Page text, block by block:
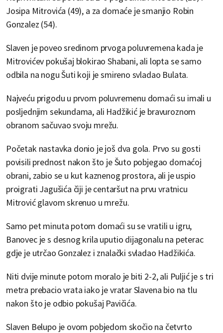
Josipa Mitrovića (49), a za domaće je smanjio Robin
Gonzalez (54).
Slaven je poveo sredinom prvoga poluvremena kada je
Mitrovićev pokušaj blokirao Shabani, ali lopta se samo
odbila na nogu Šuti koji je smireno svladao Bulata.
Najveću prigodu u prvom poluvremenu domaći su imali u
posljednjim sekundama, ali Hadžikić je bravuroznom
obranom sačuvao svoju mrežu.
Početak nastavka donio je još dva gola. Prvo su gosti
povisili prednost nakon što je Šuto pobjegao domaćoj
obrani, zabio se u kut kaznenog prostora, ali je uspio
proigrati Jagušića čiji je centaršut na prvu vratnicu
Mitrović glavom skrenuo u mrežu.
Samo pet minuta potom domaći su se vratili u igru,
Banovec je s desnog krila uputio dijagonalu na peterac
gdje je utrčao Gonzalez i znalački svladao Hadžikića.
Niti dvije minute potom moralo je biti 2-2, ali Puljić je s tri
metra prebacio vrata iako je vratar Slavena bio na tlu
nakon što je odbio pokušaj Pavičića.
Slaven Belupo je ovom pobjedom skočio na četvrto